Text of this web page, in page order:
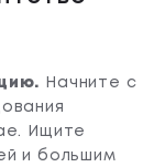
Начните с
Ищите
и большим